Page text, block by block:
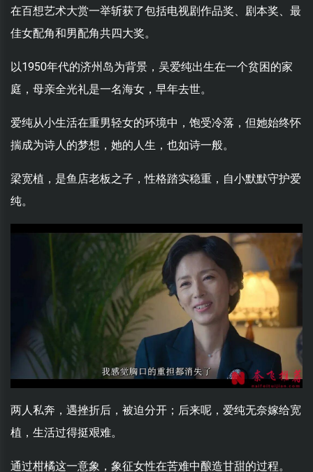
在百想艺术大赏一举斩获了包括电视剧作品奖、剧本奖、最
佳女配角和男配角共四大奖。
以1950年代的济州岛为背景，吴爱纯出生在一个贫困的家
庭，母亲全光礼是一名海女，早年去世。
爱纯从小生活在重男轻女的环境中，饱受冷落，但她始终怀
揣成为诗人的梦想，她的人生，也如诗一般。
梁宽植，是鱼店老板之子，性格踏实稳重，自小默默守护爱
纯。
两人私奔，遇挫折后，被迫分开；后来呢，爱纯无奈嫁给宽
植，生活过得挺艰难。
通过柑橘这一意象，象征女性在苦难中酿造甘甜的过程。